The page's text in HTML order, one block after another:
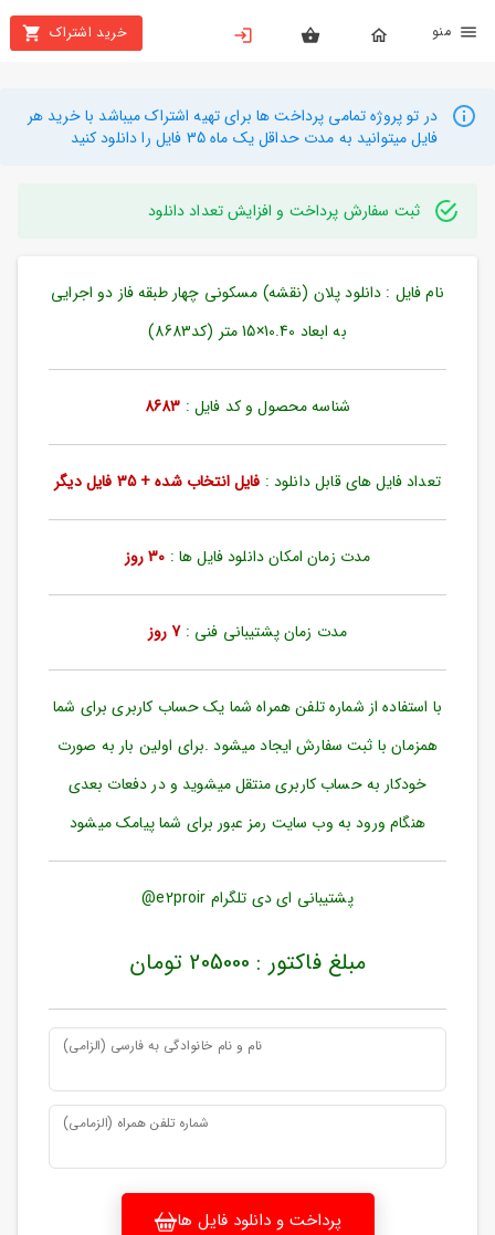
خرید اشتراک
بستن
محصولات
تهیه
راهنما
دانلود
ورود
به
بازیابی
رمز
مندی
ها
در تو پروژه تمامی پرداخت ها برای تهیه اشتراک میباشد با خرید هر
فایل میتوانید به مدت حداقل یک ماه 35 فایل را دانلود کنید
ثبت سفارش پرداخت و افزایش تعداد دانلود
نام فایل : دانلود پلان (نقشه) مسکونی چهار طبقه فاز دو اجرایی
به ابعاد 10.40×15 متر (کد8683)
شناسه محصول و کد فایل : 8683
تعداد فایل های قابل دانلود : فایل انتخاب شده + 35 فایل دیگر
مدت زمان امکان دانلود فایل ها : 30 روز
مدت زمان پشتیبانی فنی :7 روز
با استفاده از شماره تلفن همراه شما یک حساب کاربری برای شما
همزمان با ثبت سفارش ایجاد میشود .برای اولین بار به صورت
خودکار به حساب کاربری منتقل میشوید و در دفعات بعدی
هنگام ورود به وب سایت رمز عبور برای شما پیامک میشود
پشتیبانی ای دی تلگرام e2proir@
مبلغ فاکتور : 205000 تومان
نام و نام خانوادگی به فارسی (الزامی)
شماره تلفن همراه (الزمامی)
پرداخت و دانلود فایل ها